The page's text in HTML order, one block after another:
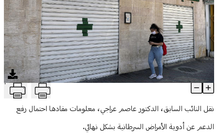
ثقافة ومجتمع
منوعات
ابحث
تحذيرات من "مذبحة بشرية"... 30 ألف مريض بخطر! T
Article Content
نقل النائب السابق، الدكتور عاصم عراجي، معلومات مفادها احتمال رفع
الدعم عن أدوية الأمراض السرطانية بشكل نهائي.